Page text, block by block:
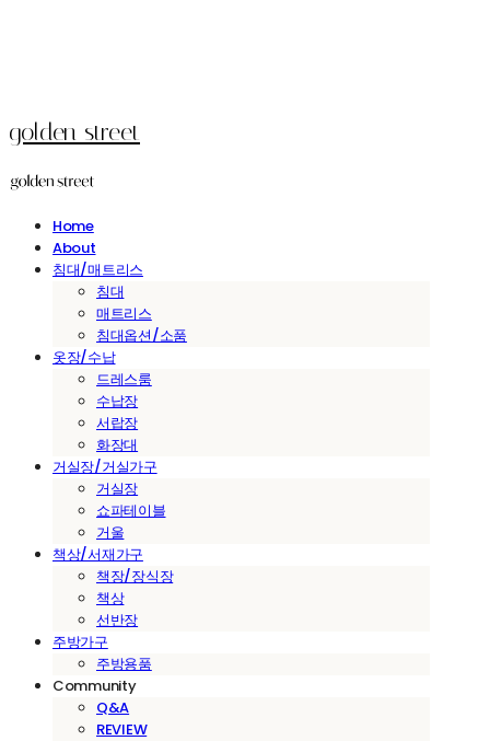
golden street
Home
About
침대/매트리스
침대
매트리스
침대옵션/소품
옷장/수납
드레스룸
수납장
서랍장
화장대
거실장/거실가구
거실장
쇼파테이블
거울
책상/서재가구
책장/장식장
책상
선반장
주방가구
주방용품
Community
Q&A
REVIEW